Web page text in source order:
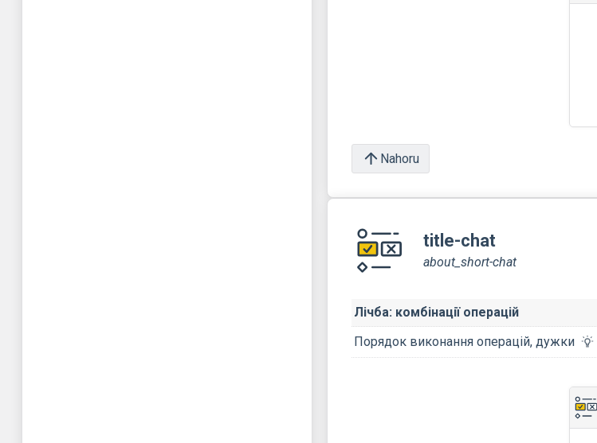
Nahoru
title-chat
about_short-chat
Лічба: комбінації операцій
Порядок виконання операцій, дужки